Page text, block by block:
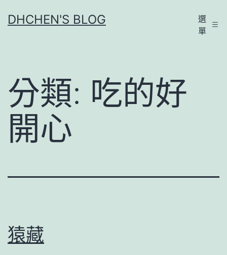
至
容
DHCHEN'S BLOG
選
單
分類: 吃的好
開心
猿藏